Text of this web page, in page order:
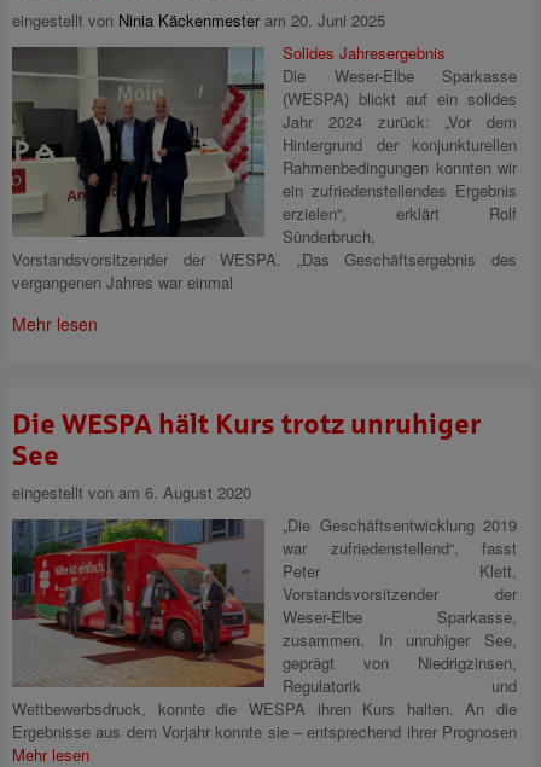
eingestellt von Ninia Käckenmester am 20. Juni 2025
Solides Jahresergebnis
Die Weser-Elbe Sparkasse
(WESPA) blickt auf ein solides
Jahr 2024 zurück: „Vor dem
Hintergrund der konjunkturellen
Rahmenbedingungen konnten wir
ein zufriedenstellendes Ergebnis
erzielen“, erklärt Rolf
Sünderbruch,
Vorstandsvorsitzender der WESPA. „Das Geschäftsergebnis des
vergangenen Jahres war einmal
Mehr lesen
Die WESPA hält Kurs trotz unruhiger
See
eingestellt von am 6. August 2020
„Die Geschäftsentwicklung 2019
war zufriedenstellend“, fasst
Peter Klett,
Vorstandsvorsitzender der
Weser-Elbe Sparkasse,
zusammen. In unruhiger See,
geprägt von Niedrigzinsen,
Regulatorik und
Wettbewerbsdruck, konnte die WESPA ihren Kurs halten. An die
Ergebnisse aus dem Vorjahr konnte sie – entsprechend ihrer Prognosen
Mehr lesen